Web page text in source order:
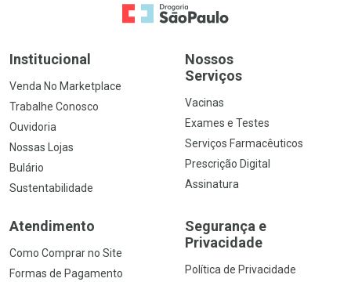
Ir para a Home
Institucional
Venda No Marketplace
Trabalhe Conosco
Ouvidoria
Nossas Lojas
Bulário
Sustentabilidade
Nossos
Serviços
Vacinas
Exames e Testes
Serviços Farmacêuticos
Prescrição Digital
Assinatura
Atendimento
Como Comprar no Site
Formas de Pagamento
Segurança e
Privacidade
Política de Privacidade